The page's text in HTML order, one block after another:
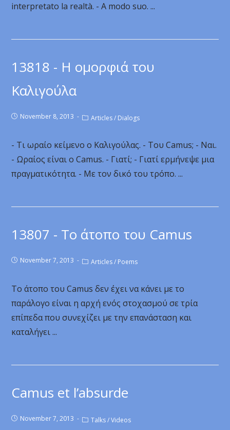
interpretato la realtà. - A modo suo. ...
13818 - Η ομορφιά του
Καλιγούλα
November 8, 2013 Articles / Dialogs
- Τι ωραίο κείμενο ο Καλιγούλας. - Του Camus; - Ναι.
- Ωραίος είναι ο Camus. - Γιατί; - Γιατί ερμήνεψε μια
πραγματικότητα. - Με τον δικό του τρόπο. ...
13807 - Το άτοπο του Camus
November 7, 2013 Articles / Poems
Το άτοπο του Camus δεν έχει να κάνει με το
παράλογο είναι η αρχή ενός στοχασμού σε τρία
επίπεδα που συνεχίζει με την επανάσταση και
καταλήγει ...
Camus et l’absurde
November 7, 2013 Talks / Videos